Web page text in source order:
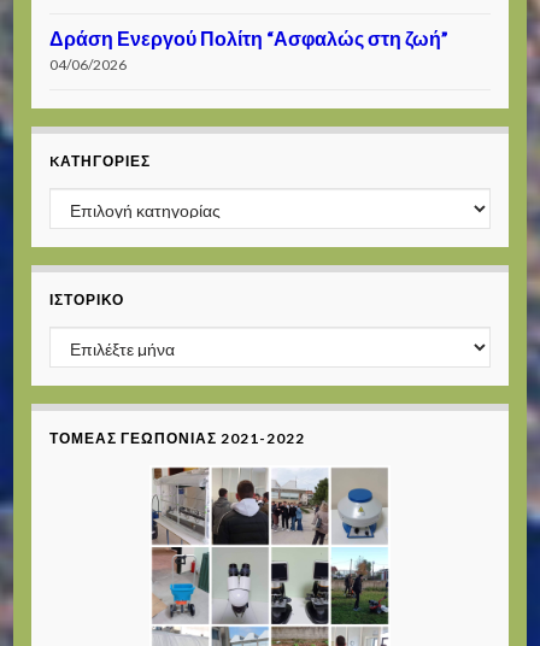
Δράση Ενεργού Πολίτη “Ασφαλώς στη ζωή”
04/06/2026
KΑΤΗΓΟΡΊΕΣ
Kατηγορίες
ΙΣΤΟΡΙΚΌ
Ιστορικό
ΤΟΜΈΑΣ ΓΕΩΠΟΝΊΑΣ 2021-2022